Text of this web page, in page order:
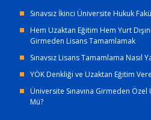
Sınavsız İkinci Üniversite Hukuk
Hem Uzaktan Eğitim Hem Yurt
Girmeden Lisans Tamamlamak
Sınavsız Lisans Tamamlama Nasıl
YÖK Denkliği ve Uzaktan Eğitim
Üniversite Sınavına Girmeden
Mü?